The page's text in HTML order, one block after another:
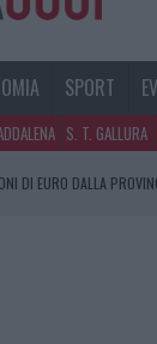
SPORT
S. T. GALLURA
DI EURO DALLA